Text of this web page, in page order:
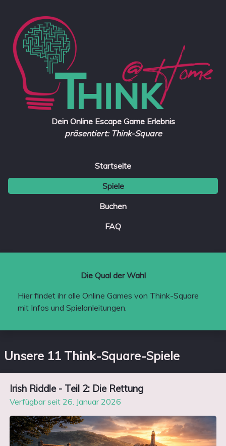
Dein Online Escape Game Erlebnis
präsentiert: Think-Square
Startseite
Spiele
Buchen
FAQ
Die Qual der Wahl
Hier findet ihr alle Online Games von Think-Square
mit Infos und Spielanleitungen.
Unsere 11 Think-Square-Spiele
Irish Riddle - Teil 2: Die Rettung
Verfügbar seit 26. Januar 2026